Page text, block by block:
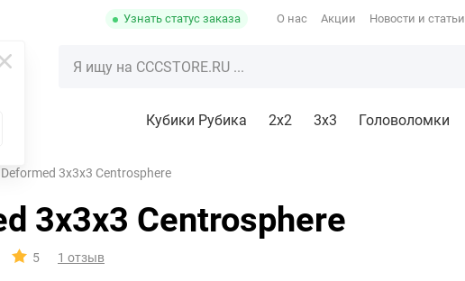
Узнать статус заказа О нас Акции Новости и статьи
Кубики Рубика 2x2 3х3 Головоломки
3x3x3 Centrosphere
3x3x3 Centrosphere
5 1 отзыв